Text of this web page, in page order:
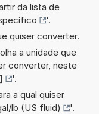
da lista de
'.
quiser converter.
a unidade que
converter, neste
'.
a qual quiser
lb (US fluid) '.